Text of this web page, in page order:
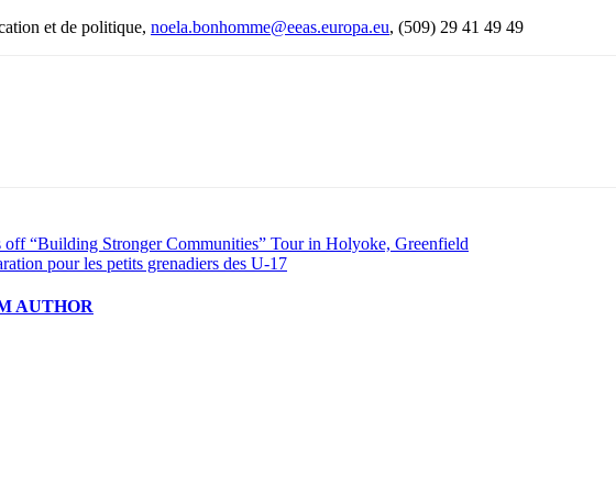
et de politique, noela.bonhomme@eeas.europa.eu, (509) 29 41 49 49
“Building Stronger Communities” Tour in Holyoke, Greenfield
pour les petits grenadiers des U-17
AUTHOR